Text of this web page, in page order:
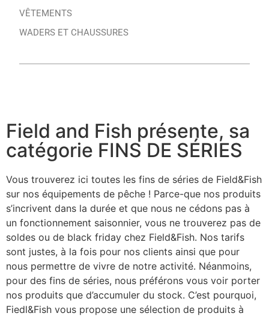
VÊTEMENTS
WADERS ET CHAUSSURES
Field and Fish présente, sa
catégorie FINS DE SÉRIES
Vous trouverez ici toutes les fins de séries de Field&Fish
sur nos équipements de pêche ! Parce-que nos produits
s’incrivent dans la durée et que nous ne cédons pas à
un fonctionnement saisonnier, vous ne trouverez pas de
soldes ou de black friday chez Field&Fish. Nos tarifs
sont justes, à la fois pour nos clients ainsi que pour
nous permettre de vivre de notre activité. Néanmoins,
pour des fins de séries, nous préférons vous voir porter
nos produits que d’accumuler du stock. C’est pourquoi,
Fiedl&Fish vous propose une sélection de produits à